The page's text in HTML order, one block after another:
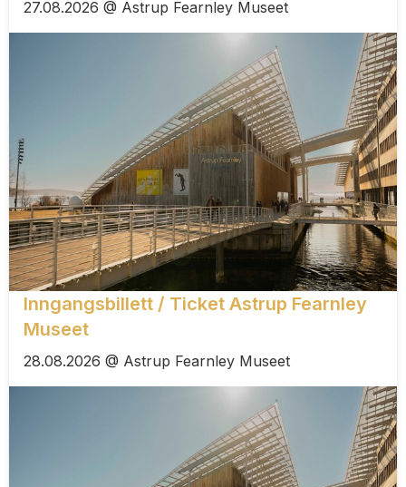
27.08.2026 @ Astrup Fearnley Museet
Inngangsbillett / Ticket Astrup Fearnley
Museet
28.08.2026 @ Astrup Fearnley Museet